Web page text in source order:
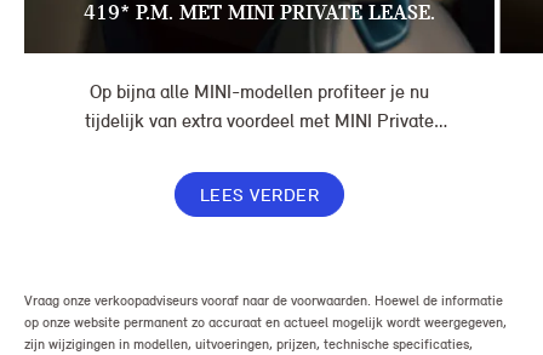
419* P.M. MET MINI PRIVATE LEASE.
Op bijna alle MINI-modellen profiteer je nu
tijdelijk van extra voordeel met MINI Private
maand, in plaats van € 449. Afhankelijk van de
uitvoering kan jouw voordeel nog verder oplopen.
LEES VERDER
Vraag onze verkoopadviseurs vooraf naar de voorwaarden. Hoewel de informatie
op onze website permanent zo accuraat en actueel mogelijk wordt weergegeven,
zijn wijzigingen in modellen, uitvoeringen, prijzen, technische specificaties,